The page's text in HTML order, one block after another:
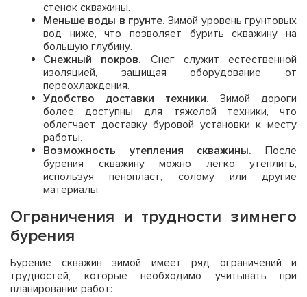
стенок скважины.
Меньше воды в грунте. Зимой уровень грунтовых
вод ниже, что позволяет бурить скважину на
большую глубину.
Снежный покров. Снег служит естественной
изоляцией, защищая оборудование от
переохлаждения.
Удобство доставки техники. Зимой дороги
более доступны для тяжелой техники, что
облегчает доставку буровой установки к месту
работы.
Возможность утепления скважины. После
бурения скважину можно легко утеплить,
используя пенопласт, солому или другие
материалы.
Ограничения и трудности зимнего
бурения
Бурение скважин зимой имеет ряд ограничений и
трудностей, которые необходимо учитывать при
планировании работ: